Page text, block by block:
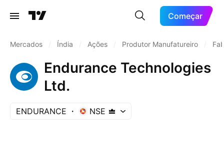
Começar
Mercados Índia Ações Produtor Manufatureiro
Endurance Technologies
Ltd.
ENDURANCE NSE